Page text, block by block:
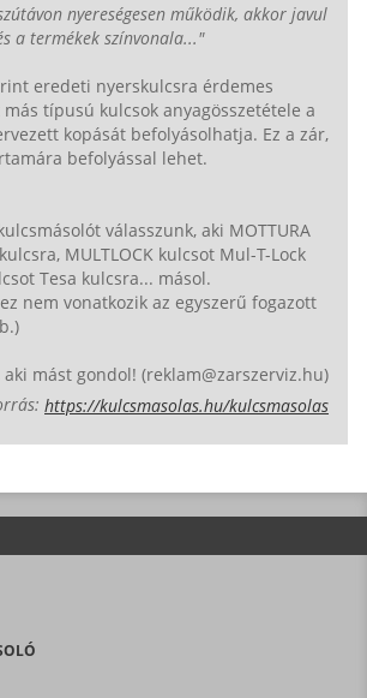
nyereségesen működik, akkor javul
a termékek színvonala..."
eredeti nyerskulcsra érdemes
típusú kulcsok anyagösszetétele a
kopását befolyásolhatja. Ez a zár,
befolyással lehet.
válasszunk, aki MOTTURA
MULTLOCK kulcsot Mul-T-Lock
Tesa kulcsra... másol.
nem vonatkozik az egyszerű fogazott
aki mást gondol! (reklam@zarszerviz.hu)
https://kulcsmasolas.hu/kulcsmasolas